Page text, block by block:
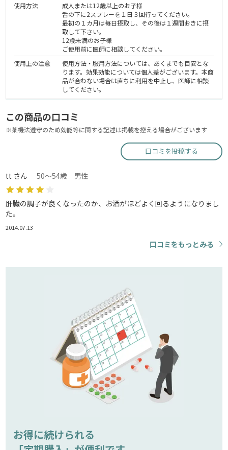
使用方法
成人または12歳以上のお子様
舌の下に2スプレーを１日３回行ってください。
最初の１カ月は毎日摂取し、その後は１週間おきに摂
取して下さい。
12歳未満のお子様
ご使用前に医師に相談してください。
使用上の注意
使用方法・服用方法については、あくまでも目安とな
ります。効果効能については個人差がございます。本商
品が合わない場合は直ちに利用を中止し、医師に相談
してください。
この商品の口コミ
※薬機法遵守のため効能等に関する記述は掲載を控える場合がございます
口コミを投稿する
tt さん 50～54歳 男性
肝臓の調子が良くなったのか、お酒がほどよく回るようになりまし
た。
2014.07.13
口コミをもっとみる
お得に続けられる